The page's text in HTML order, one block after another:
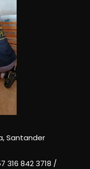
Santander
316 842 3718 /